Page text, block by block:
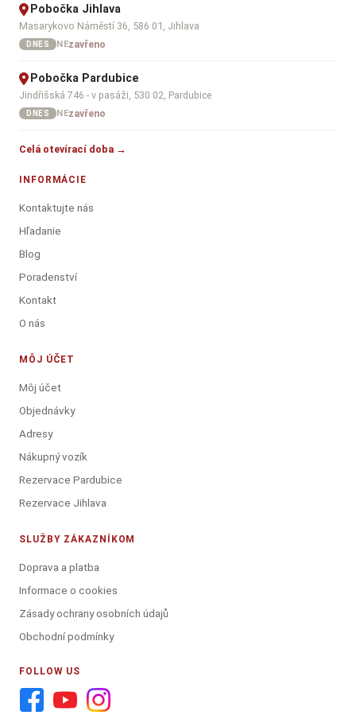
Pobočka Jihlava
Masarykovo Náměstí 36, 586 01, Jihlava
DNES NEzavřeno
Pobočka Pardubice
Jindřišská 746 - v pasáži, 530 02, Pardubice
DNES NEzavřeno
Celá otevírací doba →
INFORMÁCIE
Kontaktujte nás
Hľadanie
Blog
Poradenství
Kontakt
O nás
MÔJ ÚČET
Môj účet
Objednávky
Adresy
Nákupný vozík
Rezervace Pardubice
Rezervace Jihlava
SLUŽBY ZÁKAZNÍKOM
Doprava a platba
Informace o cookies
Zásady ochrany osobních údajů
Obchodní podmínky
FOLLOW US